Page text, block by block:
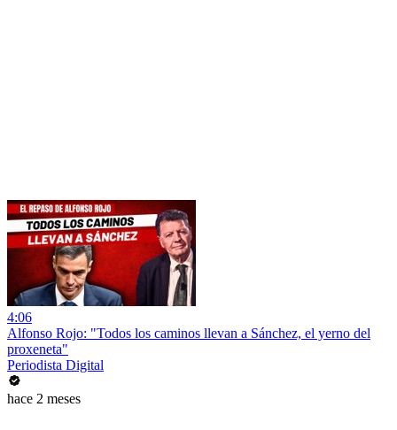
4:06
Alfonso Rojo: "Todos los caminos llevan a Sánchez, el yerno del
proxeneta"
Periodista Digital
hace 2 meses